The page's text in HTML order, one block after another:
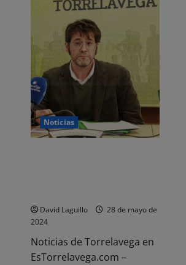
Noticias
David Laguillo
28 de mayo de
2024
Noticias de Torrelavega en
EsTorrelavega.com –